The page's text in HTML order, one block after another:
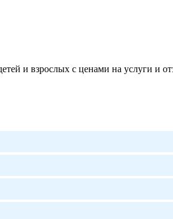
и взрослых с ценами на услуги и